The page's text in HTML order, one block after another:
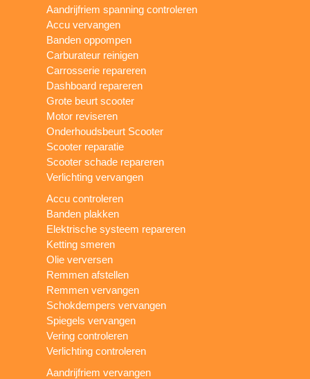
Aandrijfriem spanning controleren
Accu vervangen
Banden oppompen
Carburateur reinigen
Carrosserie repareren
Dashboard repareren
Grote beurt scooter
Motor reviseren
Onderhoudsbeurt Scooter
Scooter reparatie
Scooter schade repareren
Verlichting vervangen
Accu controleren
Banden plakken
Elektrische systeem repareren
Ketting smeren
Olie verversen
Remmen afstellen
Remmen vervangen
Schokdempers vervangen
Spiegels vervangen
Vering controleren
Verlichting controleren
Aandrijfriem vervangen